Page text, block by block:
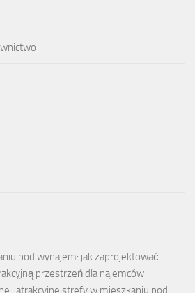
pod wynajem: jak zaprojektować
przestrzeń dla najemców
i atrakcyjne strefy w mieszkaniu pod